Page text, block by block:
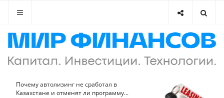
Почему автолизинг не сработал в
Казахстане и отменят ли программу...